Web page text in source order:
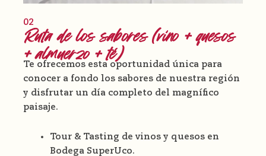
02
Ruta de los sabores (vino + quesos
+ almuerzo + té)
Te ofrecemos esta oportunidad única para
conocer a fondo los sabores de nuestra región
y disfrutar un día completo del magnífico
paisaje.
Tour & Tasting de vinos y quesos en
Bodega SuperUco.